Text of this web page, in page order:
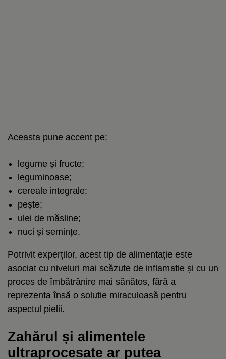
Aceasta pune accent pe:
legume și fructe;
leguminoase;
cereale integrale;
pește;
ulei de măsline;
nuci și semințe.
Potrivit experților, acest tip de alimentație este
asociat cu niveluri mai scăzute de inflamație și cu un
proces de îmbătrânire mai sănătos, fără a
reprezenta însă o soluție miraculoasă pentru
aspectul pielii.
Zahărul și alimentele
ultraprocesate ar putea